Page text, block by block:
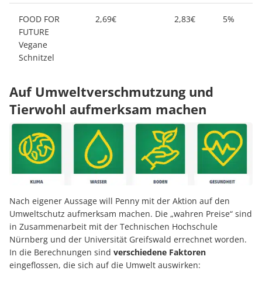
FOOD FOR
FUTURE
Vegane
Schnitzel
2,69€ 2,83€ 5%
Auf Umweltverschmutzung und
Tierwohl aufmerksam machen
Nach eigener Aussage will Penny mit der Aktion auf den
Umweltschutz aufmerksam machen. Die „wahren Preise“ sind
in Zusammenarbeit mit der Technischen Hochschule
Nürnberg und der Universität Greifswald errechnet worden.
In die Berechnungen sind verschiedene Faktoren
eingeflossen, die sich auf die Umwelt auswirken: